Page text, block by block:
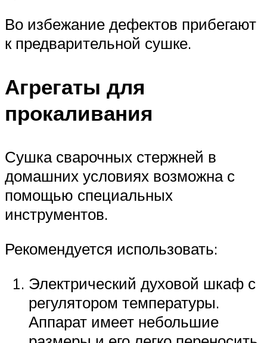
Во избежание дефектов прибегают
к предварительной сушке.
Агрегаты для
прокаливания
Сушка сварочных стержней в
домашних условиях возможна с
помощью специальных
инструментов.
Рекомендуется использовать:
Электрический духовой шкаф с
регулятором температуры.
Аппарат имеет небольшие